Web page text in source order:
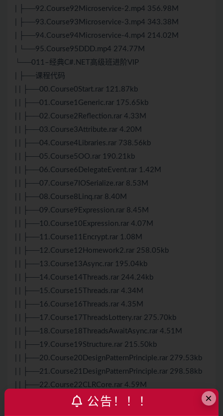
| ├──92.Course92Microservice-2.mp4 356.98M
| ├──93.Course93Microservice-3.mp4 343.38M
| ├──94.Course94Microservice-4.mp4 214.02M
| └──95.Course95DDD.mp4 274.77M
└──011–经典C#.NET高级班进阶VIP
| ├──课程代码
| | ├──00.Course0Start.rar 121.87kb
| | ├──01.Course1Generic.rar 175.65kb
| | ├──02.Course2Reflection.rar 4.33M
| | ├──03.Course3Attribute.rar 4.20M
| | ├──04.Course4Libraries.rar 738.56kb
| | ├──05.Course5OO.rar 190.21kb
| | ├──06.Course6DelegateEvent.rar 1.42M
| | ├──07.Course7IOSerialize.rar 8.53M
| | ├──08.Course8Linq.rar 8.40M
| | ├──09.Course9Expression.rar 8.45M
| | ├──10.Course10Expression.rar 4.07M
| | ├──11.Course11Encrypt.rar 1.08M
| | ├──12.Course12Homework2.rar 258.05kb
| | ├──13.Course13Async.rar 195.04kb
| | ├──14.Course14Threads.rar 244.24kb
| | ├──15.Course15Threads.rar 4.34M
| | ├──16.Course16Threads.rar 4.35M
| | ├──17.Course17ThreadsLottery.rar 275.70kb
| | ├──18.Course18ThreadsAwaitAsync.rar 4.51M
| | ├──19.Course19Structure.rar 215.50kb
| | ├──20.Course20DesignPatternPrinciple.rar 279.53kb
| | ├──21.Course21DesignPatternPrinciple.rar 298.58kb
| | ├──22.Course22CLRCore.rar 4.59M
| | ├──23.Course23DesignPattern.rar 1.05M
×
公告！！！